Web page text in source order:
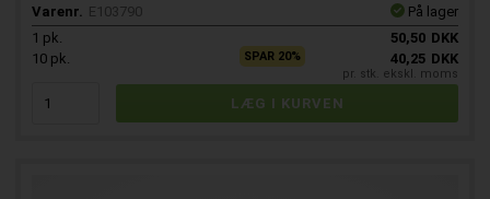
Varenr. E103790
På lager
1 pk. 50,50 DKK
10 pk. SPAR 20% 40,25 DKK
pr. stk. ekskl. moms